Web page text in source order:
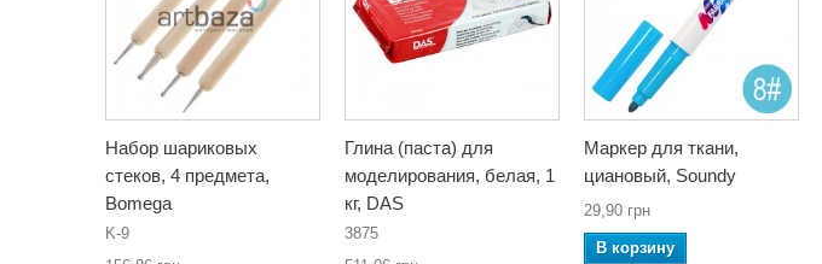
Набор шариковых
стеков, 4 предмета,
Bomega
K-9
Глина (паста) для
моделирования, белая, 1
кг, DAS
3875
Маркер для ткани,
циановый, Soundy
29,90 грн
В корзину